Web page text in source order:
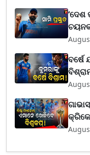
ବର୍ଷେ